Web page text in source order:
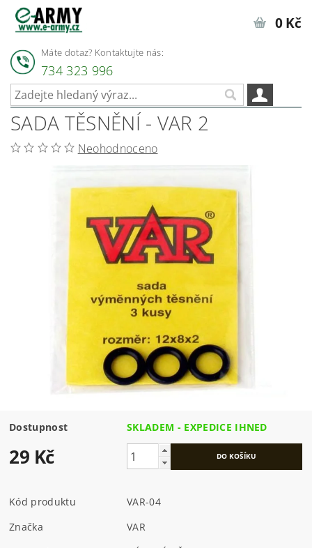
Máte dotaz? Kontaktujte nás:
734 323 996
0 Kč
SADA TĚSNĚNÍ - VAR 2
Neohodnoceno
Dostupnost SKLADEM - EXPEDICE IHNED
29 Kč
Kód produktu
VAR-04
Značka
VAR